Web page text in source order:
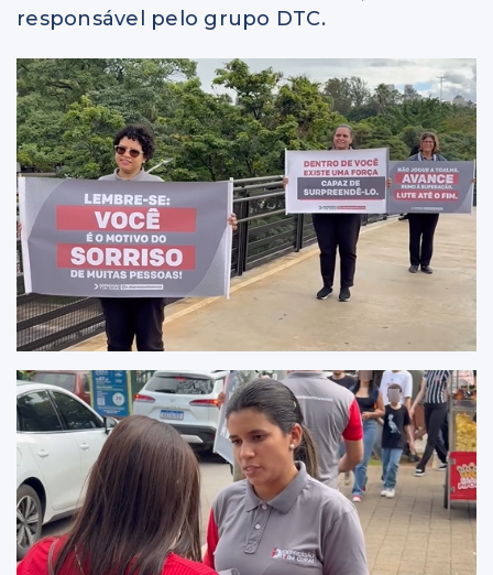
responsável pelo grupo DTC.